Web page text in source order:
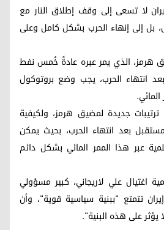
لا تسعى إلى وقف إطلاق النار مع
بل إلى إنهاء الحرب بشكل كامل وعلى
هرمز، الذي يمر عبره عادةً خُمس نفط
انتهاء الحرب، يجب وضع بروتوكول
جديدة لمضيق هرمز، ولكيفية
بعد انتهاء الحرب، بحيث يمكن
عبر هذا الممر المائي بشكل دائم
اغتيال علي لاريجاني، كبير مسؤولي
تتمتع "ببنية سياسية قوية"، وأن
على هذه البنية".